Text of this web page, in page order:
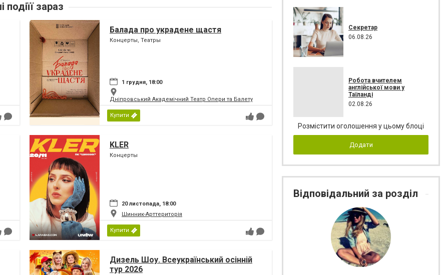
подіїї зараз
Балада про украдене щастя
Концерты, Театры
1 грудня, 18:00
Дніпровський Академічний Театр Опери та Балету
Купити
KLER
Концерты
20 листопада, 18:00
Шинник-Арттериторія
Купити
Дизель Шоу. Всеукраїнський осінній
тур 2026
Секретар
06.08.26
Робота вчителем
англійської мови у
Таїланді
02.08.26
Розмістити оголошення у цьому блоці
Додати
Відповідальний за розділ